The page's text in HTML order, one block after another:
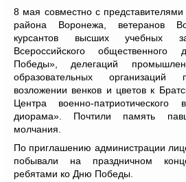
8 мая совместно с
района Воронежа, ветеранов
курсантов высших учебных
Всероссийского общественного
Победы», делегаций
образовательных организаций
возложении венков и цветов к
Центра военно-
диорама». Почтили память
молчания.
По приглашению администрации
побывали на праздничном
ребятами ко Дню Победы.